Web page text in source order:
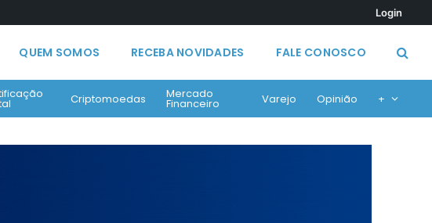
Login
QUEM SOMOS RECEBA NOVIDADES FALE CONOSCO
Criptomoedas Mercado
Financeiro Varejo Opinião +